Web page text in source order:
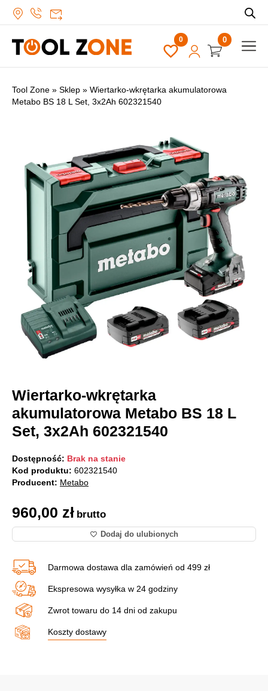
0
Tool Zone » Sklep » Wiertarko-wkrętarka akumulatorowa
Metabo BS 18 L Set, 3x2Ah 602321540
Wiertarko-wkrętarka
akumulatorowa Metabo BS 18 L
Set, 3x2Ah 602321540
Dostępność: Brak na stanie
Kod produktu: 602321540
Producent: Metabo
960,00 zł brutto
Dodaj do ulubionych
Darmowa dostawa dla zamówień od 499 zł
Ekspresowa wysyłka w 24 godziny
Zwrot towaru do 14 dni od zakupu
Koszty dostawy